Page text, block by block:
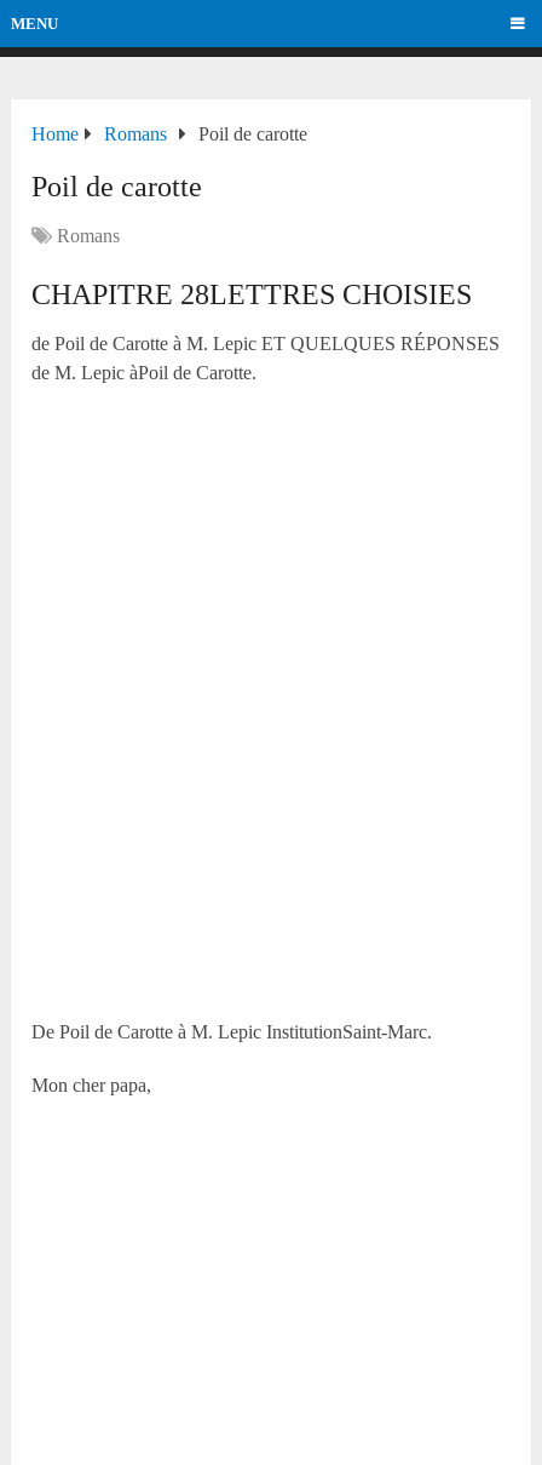
MENU
Home Romans Poil de carotte
Poil de carotte
Romans
CHAPITRE 28LETTRES CHOISIES
de Poil de Carotte à M. Lepic ET QUELQUES RÉPONSES
de M. Lepic àPoil de Carotte.
De Poil de Carotte à M. Lepic InstitutionSaint-Marc.
Mon cher papa,